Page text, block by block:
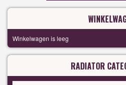
Winkelwagen is leeg
RADIATOR